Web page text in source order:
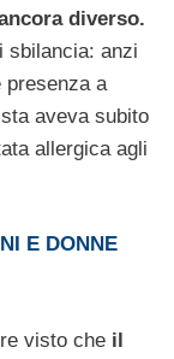
diverso.
sbilancia: anzi
presenza a
aveva subito
allergica agli
E DONNE
visto che il